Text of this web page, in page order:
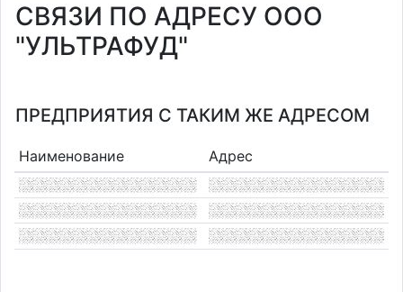
СВЯЗИ ПО АДРЕСУ ООО
"УЛЬТРАФУД"
ПРЕДПРИЯТИЯ С ТАКИМ ЖЕ АДРЕСОМ
Наименование Адрес